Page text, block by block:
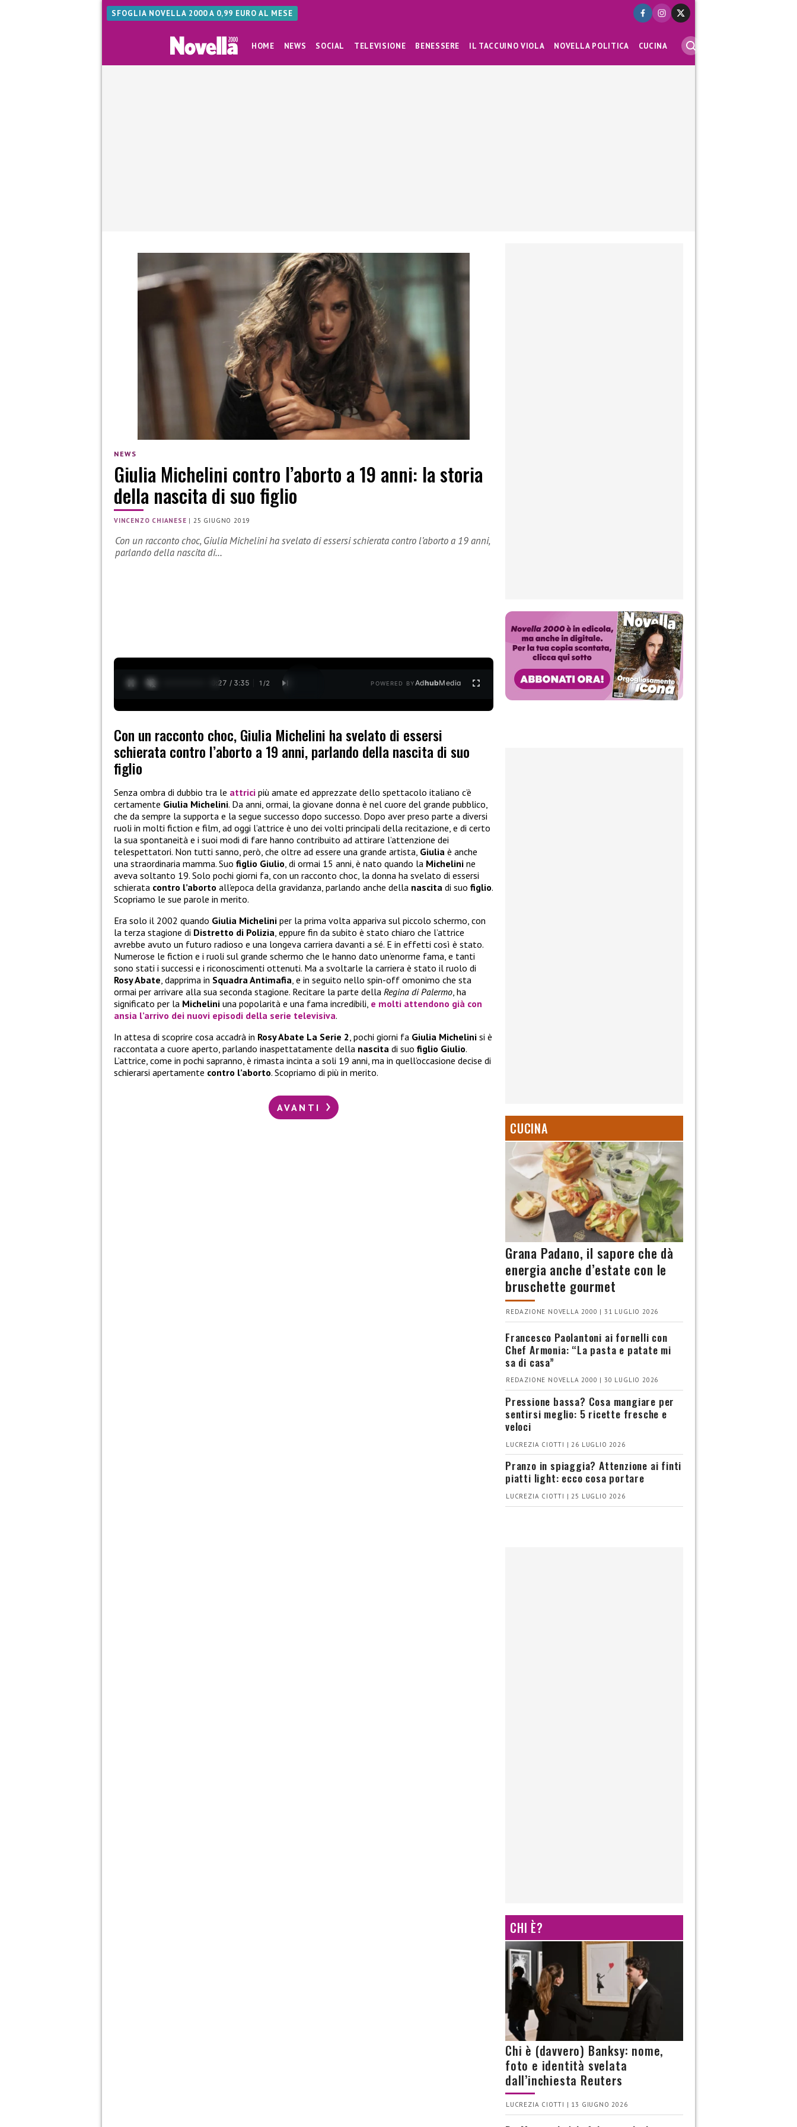
SFOGLIA NOVELLA 2000 A 0,99 EURO AL MESE
HOME NEWS SOCIAL TELEVISIONE BENESSERE IL TACCUINO VIOLA NOVELLA POLITICA CUCINA
NEWS
Giulia Michelini contro l’aborto a 19 anni: la storia
della nascita di suo figlio
VINCENZO CHIANESE |25 GIUGNO 2019
Con un racconto choc, Giulia Michelini ha svelato di essersi schierata contro l’aborto a 19 anni,
parlando della nascita di…
0:28 / 3:35 1 /2 POWERED BYAdhubMedia
Con un racconto choc, Giulia Michelini ha svelato di essersi
schierata contro l’aborto a 19 anni, parlando della nascita di suo
figlio
Senza ombra di dubbio tra le attrici più amate ed apprezzate dello spettacolo italiano c’è
certamente Giulia Michelini. Da anni, ormai, la giovane donna è nel cuore del grande pubblico,
che da sempre la supporta e la segue successo dopo successo. Dopo aver preso parte a diversi
ruoli in molti fiction e film, ad oggi l’attrice è uno dei volti principali della recitazione, e di certo
la sua spontaneità e i suoi modi di fare hanno contribuito ad attirare l’attenzione dei
telespettatori. Non tutti sanno, però, che oltre ad essere una grande artista, Giulia è anche
una straordinaria mamma. Suo figlio Giulio, di ormai 15 anni, è nato quando la Michelini ne
aveva soltanto 19. Solo pochi giorni fa, con un racconto choc, la donna ha svelato di essersi
schierata contro l’aborto all’epoca della gravidanza, parlando anche della nascita di suo figlio.
Scopriamo le sue parole in merito.
Era solo il 2002 quando Giulia Michelini per la prima volta appariva sul piccolo schermo, con
la terza stagione di Distretto di Polizia, eppure fin da subito è stato chiaro che l’attrice
avrebbe avuto un futuro radioso e una longeva carriera davanti a sé. E in effetti così è stato.
Numerose le fiction e i ruoli sul grande schermo che le hanno dato un’enorme fama, e tanti
sono stati i successi e i riconoscimenti ottenuti. Ma a svoltarle la carriera è stato il ruolo di
Rosy Abate, dapprima in Squadra Antimafia, e in seguito nello spin-off omonimo che sta
ormai per arrivare alla sua seconda stagione. Recitare la parte della Regina di Palermo, ha
significato per la Michelini una popolarità e una fama incredibili, e molti attendono già con
ansia l’arrivo dei nuovi episodi della serie televisiva.
In attesa di scoprire cosa accadrà in Rosy Abate La Serie 2, pochi giorni fa Giulia Michelini si è
raccontata a cuore aperto, parlando inaspettatamente della nascita di suo figlio Giulio.
L’attrice, come in pochi sapranno, è rimasta incinta a soli 19 anni, ma in quell’occasione decise di
schierarsi apertamente contro l’aborto. Scopriamo di più in merito.
AVANTI
CUCINA
Grana Padano, il sapore che dà
energia anche d’estate con le
bruschette gourmet
REDAZIONE NOVELLA 2000 | 31 LUGLIO 2026
Francesco Paolantoni ai fornelli con
Chef Armonia: “La pasta e patate mi
sa di casa”
REDAZIONE NOVELLA 2000 | 30 LUGLIO 2026
Pressione bassa? Cosa mangiare per
sentirsi meglio: 5 ricette fresche e
veloci
LUCREZIA CIOTTI | 26 LUGLIO 2026
Pranzo in spiaggia? Attenzione ai finti
piatti light: ecco cosa portare
LUCREZIA CIOTTI | 25 LUGLIO 2026
CHI È?
Chi è (davvero) Banksy: nome,
foto e identità svelata
dall’inchiesta Reuters
LUCREZIA CIOTTI | 13 GIUGNO 2026